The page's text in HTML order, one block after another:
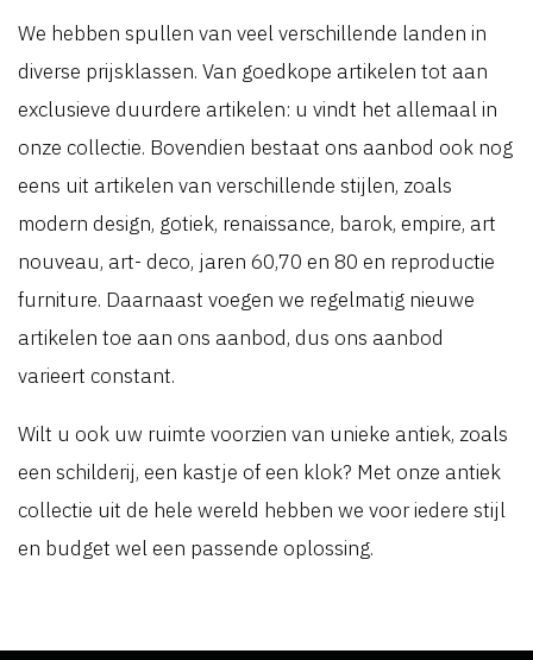
We hebben spullen van veel verschillende landen in
diverse prijsklassen. Van goedkope artikelen tot aan
exclusieve duurdere artikelen: u vindt het allemaal in
onze collectie. Bovendien bestaat ons aanbod ook nog
eens uit artikelen van verschillende stijlen, zoals
modern design, gotiek, renaissance, barok, empire, art
nouveau, art- deco, jaren 60,70 en 80 en reproductie
furniture. Daarnaast voegen we regelmatig nieuwe
artikelen toe aan ons aanbod, dus ons aanbod
varieert constant.
Wilt u ook uw ruimte voorzien van unieke antiek, zoals
een schilderij, een kastje of een klok? Met onze antiek
collectie uit de hele wereld hebben we voor iedere stijl
en budget wel een passende oplossing.